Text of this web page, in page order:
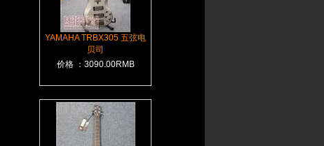
YAMAHA TRBX305 五弦电
贝司
价格 ：3090.00RMB